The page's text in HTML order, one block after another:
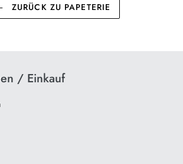
ZURÜCK ZU PAPETERIE
/ Einkauf